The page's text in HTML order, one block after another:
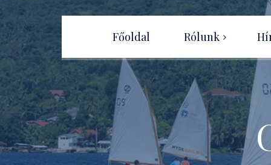
Főoldal Rólunk
Hajóépítők Sportegyesület
Csatlakozz a
Sportegyesülethez!
Adatvédelmi irányelvek –
tájékoztató